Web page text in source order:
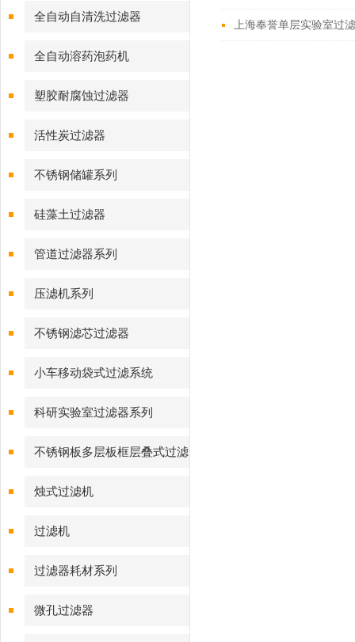
全自动自清洗过滤器
全自动溶药泡药机
塑胶耐腐蚀过滤器
活性炭过滤器
不锈钢储罐系列
硅藻土过滤器
管道过滤器系列
压滤机系列
不锈钢滤芯过滤器
小车移动袋式过滤系统
科研实验室过滤器系列
不锈钢板多层板框层叠式过滤
器系列
烛式过滤机
过滤机
过滤器耗材系列
微孔过滤器
上海奉誉单层实验室过